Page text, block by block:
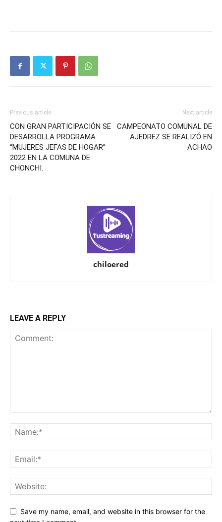
Previous article
CON GRAN PARTICIPACIÓN SE
DESARROLLA PROGRAMA
“MUJERES JEFAS DE HOGAR”
2022 EN LA COMUNA DE
CHONCHI.
Next article
CAMPEONATO COMUNAL DE
AJEDREZ SE REALIZÓ EN
ACHAO
chiloered
LEAVE A REPLY
Save my name, email, and website in this browser for the